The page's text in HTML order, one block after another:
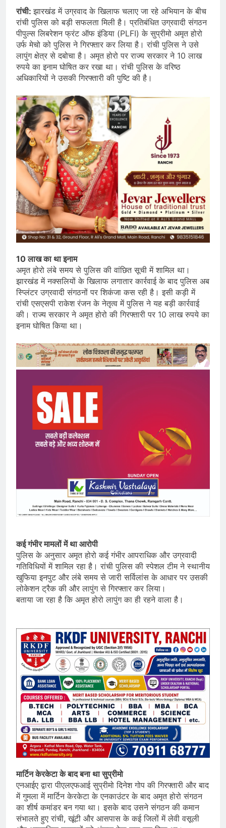
रांची:झारखंड में उग्रवाद के खिलाफ चलाए जा रहे अभियान के बीच
रांची पुलिस को बड़ी सफलता मिली है। प्रतिबंधित उग्रवादी संगठन
पीपुल्स लिबरेशन फ्रंट ऑफ इंडिया (PLFI) के सुप्रीमो अमृत होरो
उर्फ मेचो को पुलिस ने गिरफ्तार कर लिया है। रांची पुलिस ने उसे
लापुंग क्षेत्र से दबोचा है। अमृत होरो पर राज्य सरकार ने 10 लाख
रुपये का इनाम घोषित कर रखा था। रांची पुलिस के वरिष्ठ
अधिकारियों ने उसकी गिरफ्तारी की पुष्टि की है।
10 लाख का था इनाम
अमृत होरो लंबे समय से पुलिस की वांछित सूची में शामिल था।
झारखंड में नक्सलियों के खिलाफ लगातार कार्रवाई के बाद पुलिस अब
स्प्लिंटर उग्रवादी संगठनों पर शिकंजा कस रही है। इसी कड़ी में
रांची एसएसपी राकेश रंजन के नेतृत्व में पुलिस ने यह बड़ी कार्रवाई
की। राज्य सरकार ने अमृत होरो की गिरफ्तारी पर 10 लाख रुपये का
इनाम घोषित किया था।
कई गंभीर मामलों में था आरोपी
पुलिस के अनुसार अमृत होरो कई गंभीर आपराधिक और उग्रवादी
गतिविधियों में शामिल रहा है। रांची पुलिस की स्पेशल टीम ने स्थानीय
खुफिया इनपुट और लंबे समय से जारी सर्विलांस के आधार पर उसकी
लोकेशन ट्रैक की और लापुंग से गिरफ्तार कर लिया।
बताया जा रहा है कि अमृत होरो लापुंग का ही रहने वाला है।
मार्टिन केरकेटा के बाद बना था सुप्रीमो
एनआईए द्वारा पीएलएफआई सुप्रीमो दिनेश गोप की गिरफ्तारी और बाद
में गुमला में मार्टिन केरकेटा के एनकाउंटर के बाद अमृत होरो संगठन
का शीर्ष कमांडर बन गया था। इसके बाद उसने संगठन की कमान
संभालते हुए रांची, खूंटी और आसपास के कई जिलों में लेवी वसूली